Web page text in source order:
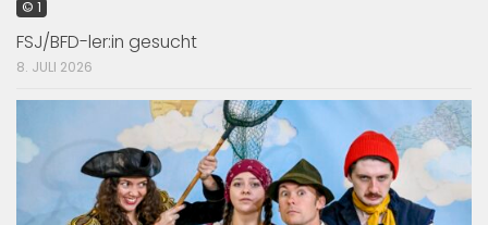
© 1
FSJ/BFD-ler:in gesucht
8. JULI 2026